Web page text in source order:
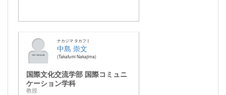
ナカジマ タカフミ
中島 崇文
Takafumi Nakajima
国際文化交流学部 国際コミュニ
ケーション学科
教授